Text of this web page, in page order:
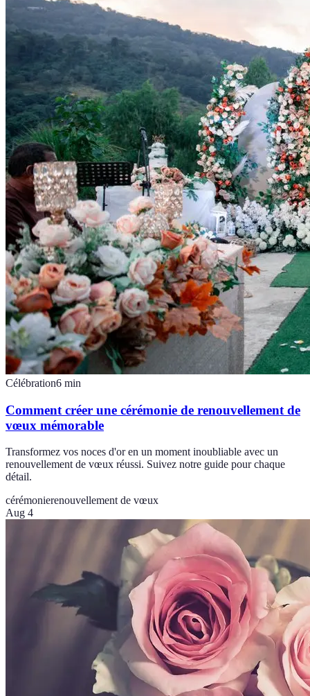
Célébration6 min
Comment créer une cérémonie de renouvellement de
vœux mémorable
Transformez vos noces d'or en un moment inoubliable avec un
renouvellement de vœux réussi. Suivez notre guide pour chaque
détail.
cérémonierenouvellement de vœux
Aug 4